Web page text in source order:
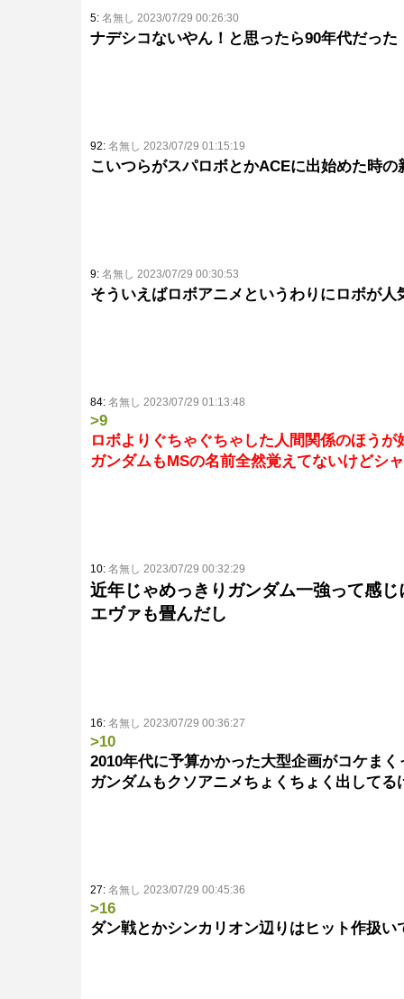
5: 名無し 2023/07/29 00:26:30
ナデシコないやん！と思ったら90年代だった
92: 名無し 2023/07/29 01:15:19
こいつらがスパロボとかACEに出始めた時
9: 名無し 2023/07/29 00:30:53
そういえばロボアニメというわりにロボが
84: 名無し 2023/07/29 01:13:48
>9
ロボよりぐちゃぐちゃした人間関係のほうが
ガンダムもMSの名前全然覚えてないけどシ
10: 名無し 2023/07/29 00:32:29
近年じゃめっきりガンダム一強って感
エヴァも畳んだし
16: 名無し 2023/07/29 00:36:27
>10
2010年代に予算かかった大型企画がコケま
ガンダムもクソアニメちょくちょく出して
27: 名無し 2023/07/29 00:45:36
>16
ダン戦とかシンカリオン辺りはヒット作扱い